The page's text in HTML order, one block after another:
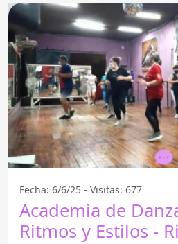
Fecha: 6/6/25 - Visitas: 677
Academia de
Ritmos y Estilos -